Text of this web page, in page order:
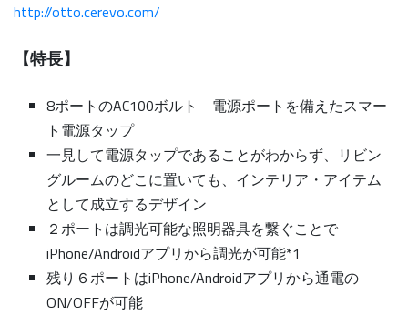
http://otto.cerevo.com/
【特長】
8ポートのAC100ボルト 電源ポートを備えたスマー
ト電源タップ
一見して電源タップであることがわからず、リビン
グルームのどこに置いても、インテリア・アイテム
として成立するデザイン
２ポートは調光可能な照明器具を繋ぐことで
iPhone/Androidアプリから調光が可能*1
残り６ポートはiPhone/Androidアプリから通電の
ON/OFFが可能